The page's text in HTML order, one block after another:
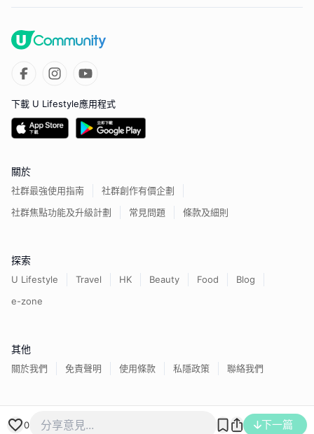
0 下一篇
下載 U Lifestyle應用程式
關於
社群最強使用指南
社群創作有價企劃
社群焦點功能及升級計劃
常見問題 條款及細則
探索
U Lifestyle Travel HK Beauty Food
Blog
e-zone
其他
關於我們 免責聲明 使用條款 私隱政策 聯絡我們
香港經濟日報版權所有©